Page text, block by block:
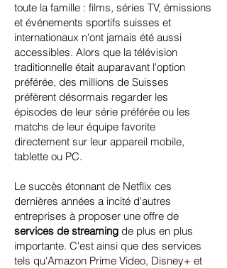
toute la famille : films, séries TV, émissions
et événements sportifs suisses et
internationaux n'ont jamais été aussi
accessibles. Alors que la télévision
traditionnelle était auparavant l'option
préférée, des millions de Suisses
préfèrent désormais regarder les
épisodes de leur série préférée ou les
matchs de leur équipe favorite
directement sur leur appareil mobile,
tablette ou PC.
Le succès étonnant de Netflix ces
dernières années a incité d'autres
entreprises à proposer une offre de
services de streaming de plus en plus
importante. C'est ainsi que des services
tels qu'Amazon Prime Video, Disney+ et